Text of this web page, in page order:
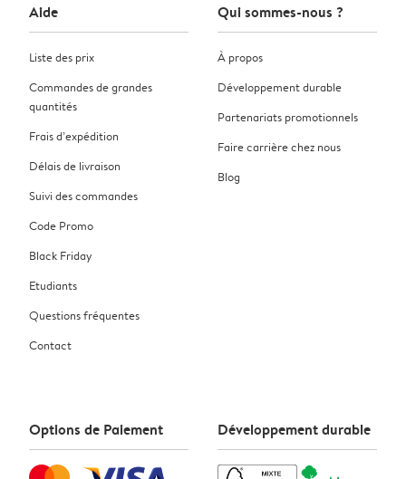
Aide
Liste des prix
Commandes de grandes
quantités
Frais d’expédition
Délais de livraison
Suivi des commandes
Code Promo
Black Friday
Etudiants
Questions fréquentes
Contact
Qui sommes-nous ?
À propos
Développement durable
Partenariats promotionnels
Faire carrière chez nous
Blog
Options de Paiement Développement durable